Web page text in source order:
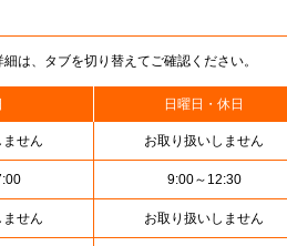
は、タブを切り替えてご確認ください。
日曜日・休日
せん お取り扱いしません
9:00～12:30
せん お取り扱いしません